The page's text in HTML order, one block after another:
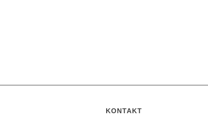
KONTAKT